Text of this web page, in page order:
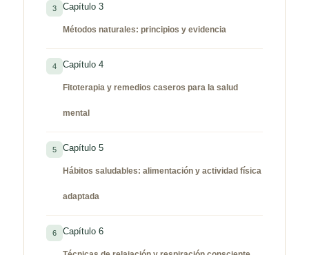
3 Capítulo 3
Métodos naturales: principios y evidencia
4 Capítulo 4
Fitoterapia y remedios caseros para la salud
mental
5 Capítulo 5
Hábitos saludables: alimentación y actividad física
adaptada
6 Capítulo 6